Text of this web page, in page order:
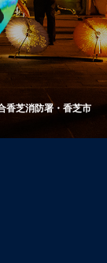
香芝消防署・香芝市